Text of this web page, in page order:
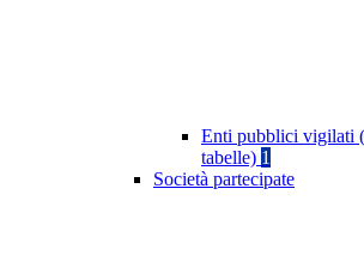
Enti pubblici vigilati
tabelle) 1
Società partecipate